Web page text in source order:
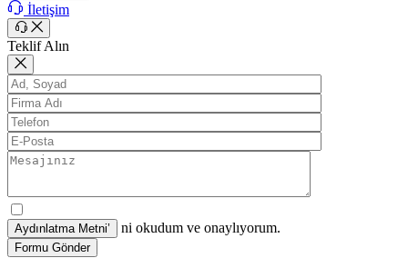
İletişim
Teklif Alın
ni okudum ve onaylıyorum.
Formu Gönder